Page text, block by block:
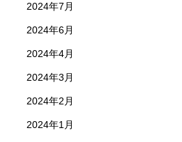
2024年7月
2024年6月
2024年4月
2024年3月
2024年2月
2024年1月